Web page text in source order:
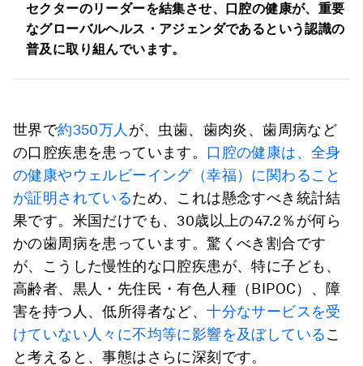
セクターのリーダーを結集させ、口腔の健康が、重要
なグローバルヘルス・アジェンダであるという認識の
普及に取り組んでいます。
世界で約350万人 が、虫歯、歯肉炎、歯周病など
の口腔疾患を患っています。 口腔の健康は、全身
の健康やウェルビーイング（幸福）に関わること
が証明されているため、これは懸念すべき統計結
果です。米国だけでも、30歳以上の47.2％が何ら
かの歯周病を患っています。驚くべき割合です
が、こうした慢性的な口腔疾患が、特に子ども、
高齢者、黒人・先住民・有色人種（BIPOC）、障
害を持つ人、低所得者など、十分なサービスを受
けていない人々に不均等に影響を及ぼしているこ
と考えると、事態はさらに深刻です。